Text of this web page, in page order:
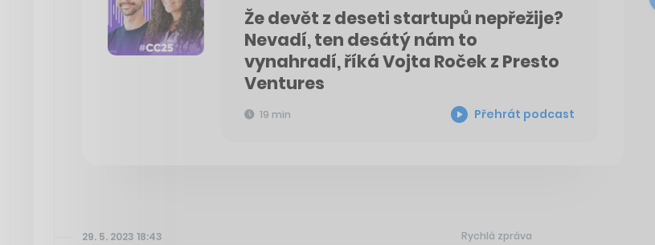
Že devět z deseti startupů nepřežije?
Nevadí, ten desátý nám to
vynahradí, říká Vojta Roček z Presto
Ventures
19 min Přehrát podcast
29. 5. 2023 18:43 Rychlá zpráva